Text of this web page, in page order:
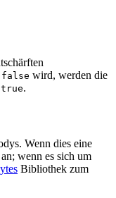
false wird, werden die
true.
Wenn dies eine
wenn es sich um
Bibliothek zum